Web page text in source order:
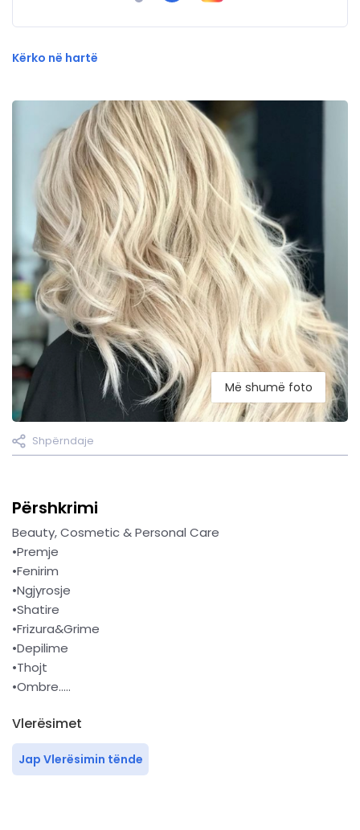
Më shumë foto
Shpërndaje
Përshkrimi
Beauty, Cosmetic & Personal Care
•Premje
•Fenirim
•Ngjyrosje
•Shatire
•Frizura&Grime
•Depilime
•Thojt
•Ombre.....
Vlerësimet
Jap Vlerësimin tënde
Kërko në hartë